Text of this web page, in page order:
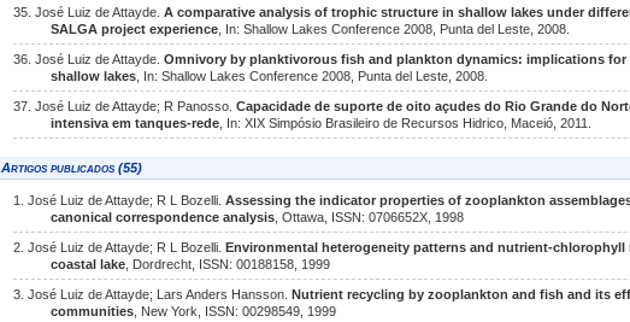
35. José Luiz de Attayde. A comparative analysis of trophic structure in shallow lakes under
SALGA project experience , In: Shallow Lakes Conference 2008, Punta del Leste, 2008.
36. José Luiz de Attayde. Omnivory by planktivorous fish and plankton dynamics: implications
shallow lakes , In: Shallow Lakes Conference 2008, Punta del Leste, 2008.
37. José Luiz de Attayde; R Panosso. Capacidade de suporte de oito açudes do Rio Grande do
intensiva em tanques-rede , In: XIX Simpósio Brasileiro de Recursos Hidrico, Maceió, 2011.
Artigos publicados (55)
1. José Luiz de Attayde; R L Bozelli. Assessing the indicator properties of zooplankton
canonical correspondence analysis , Ottawa, ISSN: 0706652X, 1998
2. José Luiz de Attayde; R L Bozelli. Environmental heterogeneity patterns and nutrient-chlorophyll
coastal lake , Dordrecht, ISSN: 00188158, 1999
3. José Luiz de Attayde; Lars Anders Hansson. Nutrient recycling by zooplankton and fish and its
communities , New York, ISSN: 00298549, 1999